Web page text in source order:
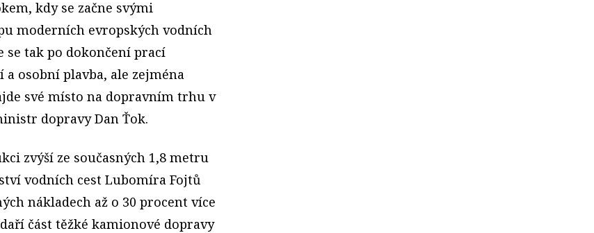
kdy se začne svými
moderních evropských vodních
se tak po dokončení prací
osobní plavba, ale zejména
své místo na dopravním trhu v
dopravy Dan Ťok.
zvýší ze současných 1,8 metru
vodních cest Lubomíra Fojtů
nákladech až o 30 procent více
část těžké kamionové dopravy